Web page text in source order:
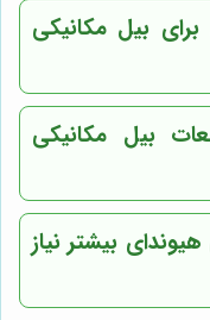
بیل مکانیکی
بیل مکانیکی
بیشتر نیاز